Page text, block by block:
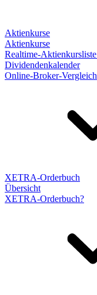
Aktienkurse
Aktienkurse
Realtime-
Dividendenkalender
Online-Broker-Vergleich
XETRA-Orderbuch
Übersicht
XETRA-Orderbuch?